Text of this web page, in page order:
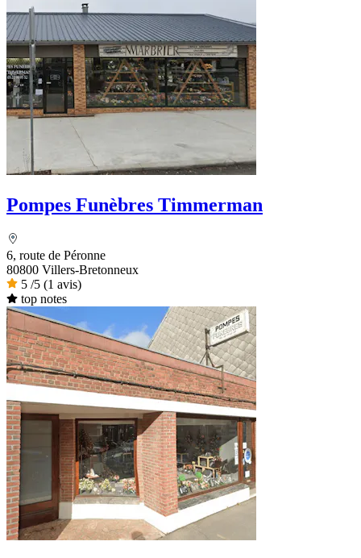
Pompes Funèbres Timmerman
6, route de Péronne
80800 Villers-Bretonneux
5 /5 (1 avis)
top notes